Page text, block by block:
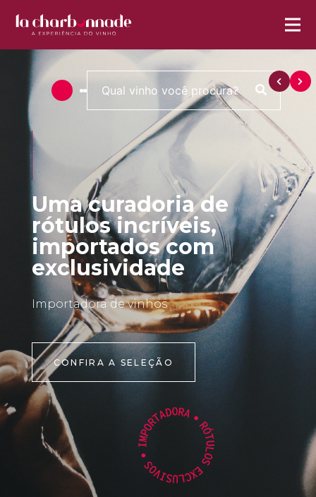
Uma curadoria de
rótulos incríveis,
importados com
exclusividade
Importadora de vinhos
CONFIRA A SELEÇÃO